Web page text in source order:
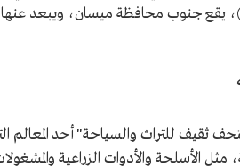
جنوب محافظة ميسان، ويبعد عنها نحو 37 كم، ويمكن الوصول إليه منها عبر
ثقيف للتراث والسياحة" أحد المعالم
مثل الأسلحة والأدوات الزراعية